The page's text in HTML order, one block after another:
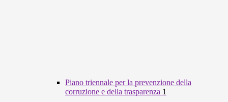
Piano triennale per la prevenzione della
corruzione e della trasparenza 1